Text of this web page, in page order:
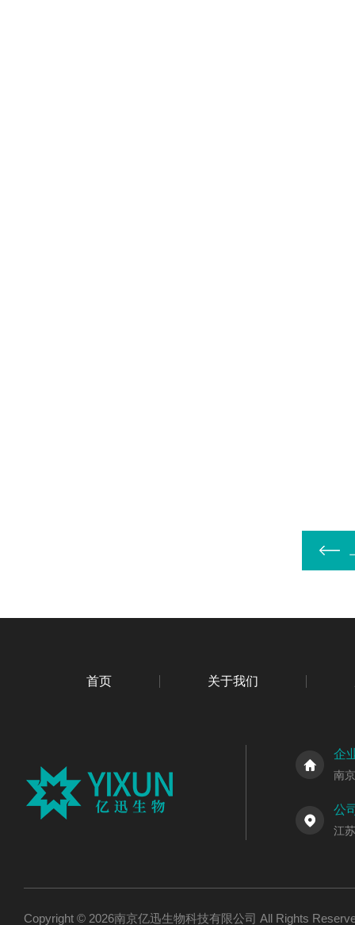
首页 关于我们
企
南
公
江
Copyright © 2026南京亿迅生物科技有限公司 All Rights